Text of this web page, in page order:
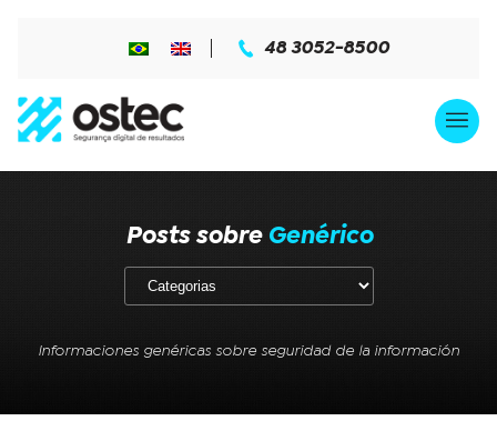
48 3052-8500
Posts sobre Genérico
Informaciones genéricas sobre seguridad de la información